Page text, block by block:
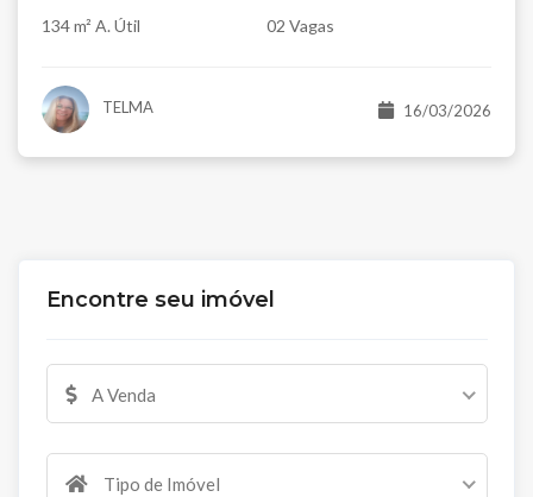
Encontre seu imóvel
A Venda
Tipo de Imóvel
134 m² A. Útil 02 Vagas
TELMA 16/03/2026